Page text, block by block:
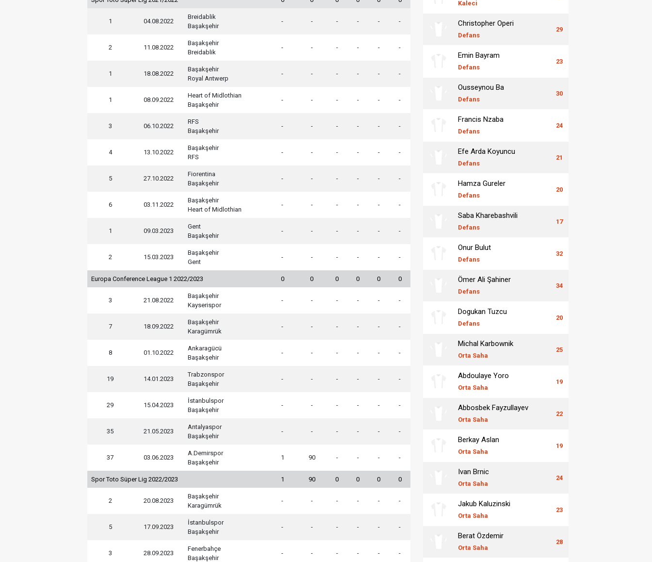
1 04.08.2022
Breidablik
Başakşehir
- - - - - -
2 11.08.2022
Başakşehir
Breidablik
- - - - - -
1 18.08.2022
Başakşehir
Royal Antwerp
- - - - - -
1 08.09.2022
Heart of Midlothian
Başakşehir
- - - - - -
3 06.10.2022
RFS
Başakşehir
- - - - - -
4 13.10.2022
Başakşehir
RFS
- - - - - -
5 27.10.2022
Fiorentina
Başakşehir
- - - - - -
6 03.11.2022
Başakşehir
Heart of Midlothian
- - - - - -
1 09.03.2023
Gent
Başakşehir
- - - - - -
2 15.03.2023
Başakşehir
Gent
- - - - - -
Europa Conference League 1 2022/2023 0 0 0 0 0 0
3 21.08.2022
Başakşehir
Kayserispor
- - - - - -
7 18.09.2022
Başakşehir
Karagümrük
- - - - - -
8 01.10.2022
Ankaragücü
Başakşehir
- - - - - -
19 14.01.2023
Trabzonspor
Başakşehir
- - - - - -
29 15.04.2023
İstanbulspor
Başakşehir
- - - - - -
35 21.05.2023
Antalyaspor
Başakşehir
- - - - - -
37 03.06.2023
A.Demirspor
Başakşehir
1 90 - - - -
Spor Toto Süper Lig 2022/2023 1 90 0 0 0 0
2 20.08.2023
Başakşehir
Karagümrük
- - - - - -
5 17.09.2023
İstanbulspor
Başakşehir
- - - - - -
3 28.09.2023
Fenerbahçe
Başakşehir
- - - - - -
Kaleci
Christopher Operi
Defans
29
Emin Bayram
Defans
23
Ousseynou Ba
Defans
30
Francis Nzaba
Defans
24
Efe Arda Koyuncu
Defans
21
Hamza Gureler
Defans
20
Saba Kharebashvili
Defans
17
Onur Bulut
Defans
32
Ömer Ali Şahiner
Defans
34
Dogukan Tuzcu
Defans
20
Michal Karbownik
Orta Saha
25
Abdoulaye Yoro
Orta Saha
19
Abbosbek Fayzullayev
Orta Saha
22
Berkay Aslan
Orta Saha
19
Ivan Brnic
Orta Saha
24
Jakub Kaluzinski
Orta Saha
23
Berat Özdemir
Orta Saha
28